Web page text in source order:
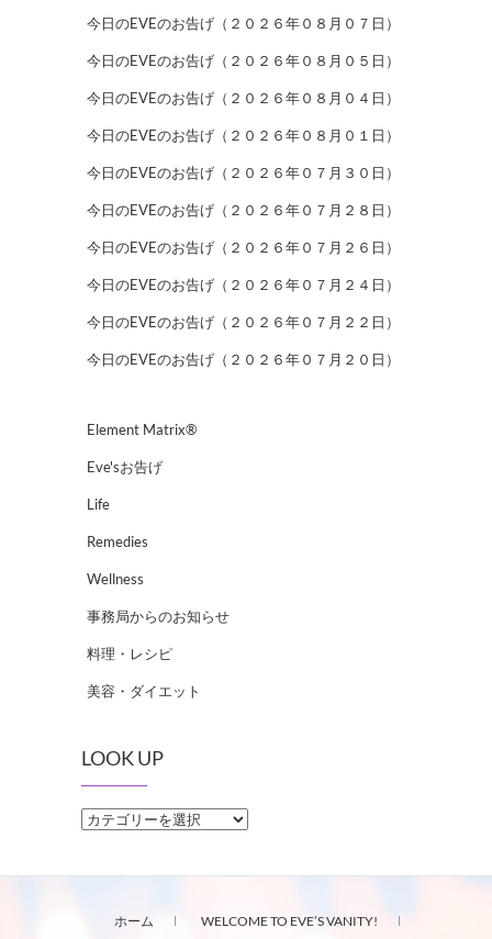
今日のEVEのお告げ（２０２６年０８月０７日）
今日のEVEのお告げ（２０２６年０８月０５日）
今日のEVEのお告げ（２０２６年０８月０４日）
今日のEVEのお告げ（２０２６年０８月０１日）
今日のEVEのお告げ（２０２６年０７月３０日）
今日のEVEのお告げ（２０２６年０７月２８日）
今日のEVEのお告げ（２０２６年０７月２６日）
今日のEVEのお告げ（２０２６年０７月２４日）
今日のEVEのお告げ（２０２６年０７月２２日）
今日のEVEのお告げ（２０２６年０７月２０日）
Element Matrix®
Eve'sお告げ
Life
Remedies
Wellness
事務局からのお知らせ
料理・レシピ
美容・ダイエット
LOOK UP
LOOK
ホーム WELCOME TO EVE’S VANITY!